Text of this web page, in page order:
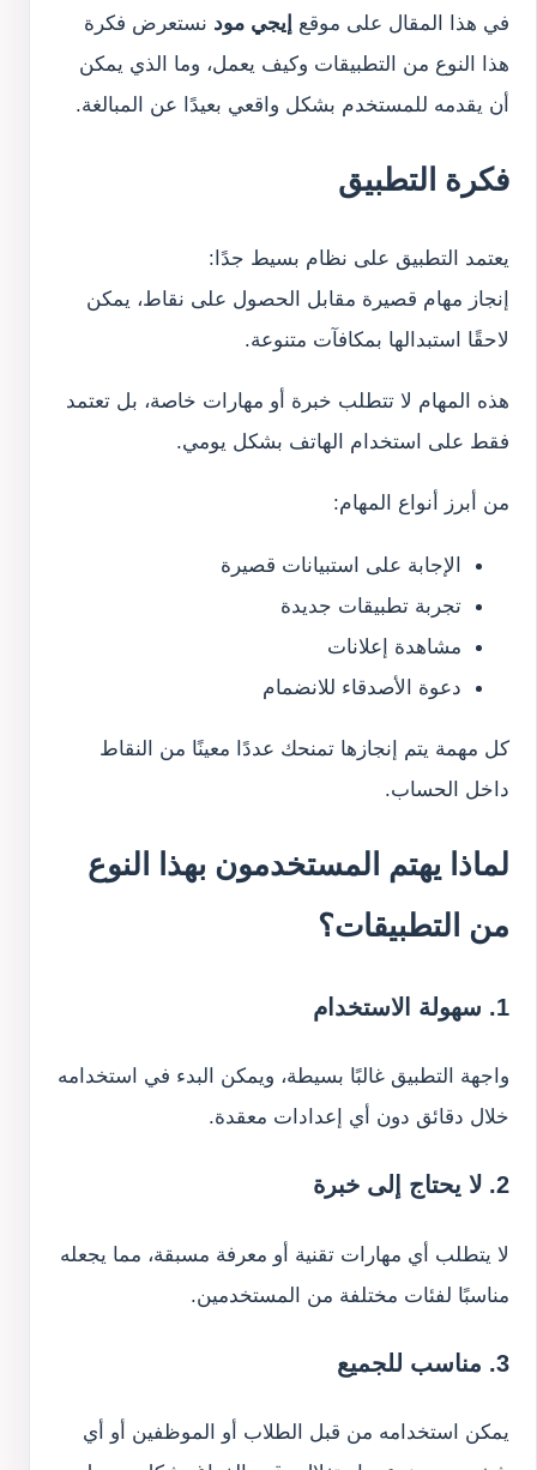
في هذا المقال على موقع إيجي مود نستعرض فكرة
هذا النوع من التطبيقات وكيف يعمل، وما الذي يمكن
أن يقدمه للمستخدم بشكل واقعي بعيدًا عن المبالغة.
فكرة التطبيق
يعتمد التطبيق على نظام بسيط جدًا:
إنجاز مهام قصيرة مقابل الحصول على نقاط، يمكن
لاحقًا استبدالها بمكافآت متنوعة.
هذه المهام لا تتطلب خبرة أو مهارات خاصة، بل تعتمد
فقط على استخدام الهاتف بشكل يومي.
من أبرز أنواع المهام:
الإجابة على استبيانات قصيرة
تجربة تطبيقات جديدة
مشاهدة إعلانات
دعوة الأصدقاء للانضمام
كل مهمة يتم إنجازها تمنحك عددًا معينًا من النقاط
داخل الحساب.
لماذا يهتم المستخدمون بهذا النوع
من التطبيقات؟
1. سهولة الاستخدام
واجهة التطبيق غالبًا بسيطة، ويمكن البدء في استخدامه
خلال دقائق دون أي إعدادات معقدة.
2. لا يحتاج إلى خبرة
لا يتطلب أي مهارات تقنية أو معرفة مسبقة، مما يجعله
مناسبًا لفئات مختلفة من المستخدمين.
3. مناسب للجميع
يمكن استخدامه من قبل الطلاب أو الموظفين أو أي